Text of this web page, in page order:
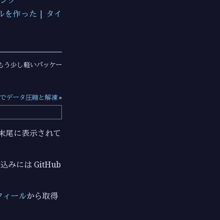
を作った | タイ
う少し軽いパッケー
データ圧縮と解凍»
尾に表示されて
みには GitHub
ィールから取得